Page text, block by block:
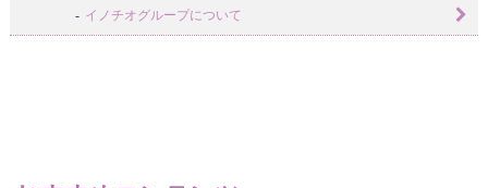
イノチオグループについて